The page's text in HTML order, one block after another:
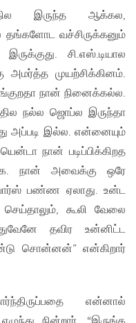
இருந்த ஆக்கல,
வச்சிருக்கனும்
சி.எஸ்.டியால
முயற்சிக்கினம்.
நான் நினைக்கல்ல.
நல்ல ஜொப்ல இருந்தா
அப்படி இல்ல. என்னையும்
நான் படிப்பிக்கிறத
நான் அவைக்கு ஒரே
பண்ண ஏலாது. உன்ட
செய்தாலும், கூலி வேலை
தவிர உன்னிட்ட
சொன்னன்” என்கிறார்
என்னால்